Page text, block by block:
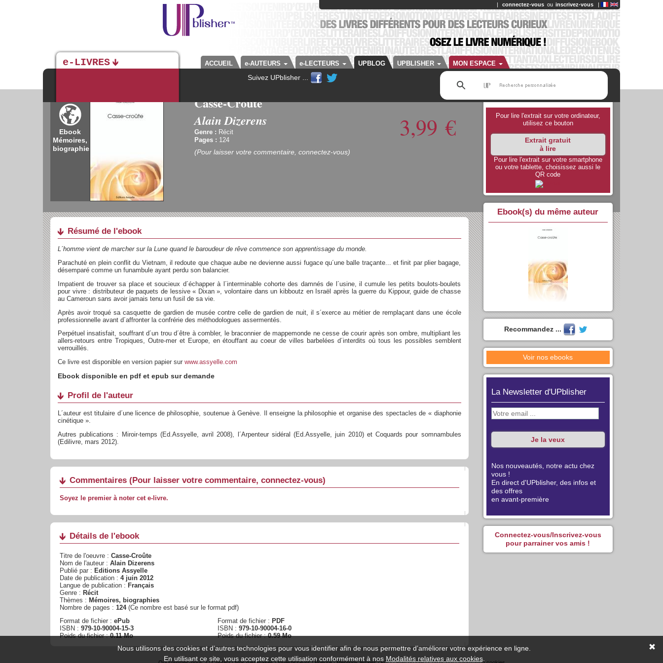
| connectez-vous ou inscrivez-vous |
e-LIVRES ACCUEIL e-AUTEURS e-LECTEURS UPBLOG UPBLISHER MON ESPACE
Suivez UPblisher ...
Ebook
Mémoires,
biographies
Casse-Croûte
Alain Dizerens
Genre : Récit
Pages : 124
(Pour laisser votre commentaire, connectez-vous)
3,99 €
Résumé de l'ebook
L´homme vient de marcher sur la Lune quand le baroudeur de rêve commence son apprentissage du monde.
Parachuté en plein conflit du Vietnam, il redoute que chaque aube ne devienne aussi fugace qu´une balle traçante... et finit par plier bagage,
désemparé comme un funambule ayant perdu son balancier.
Impatient de trouver sa place et soucieux d´échapper à l´interminable cohorte des damnés de l´usine, il cumule les petits boulots-boulets
pour vivre : distributeur de paquets de lessive « Dixan », volontaire dans un kibboutz en Israël après la guerre du Kippour, guide de chasse
au Cameroun sans avoir jamais tenu un fusil de sa vie.
Après avoir troqué sa casquette de gardien de musée contre celle de gardien de nuit, il s´exerce au métier de remplaçant dans une école
professionnelle avant d´affronter la confrérie des méthodologues assermentés.
Perpétuel insatisfait, souffrant d´un trou d´être à combler, le braconnier de mappemonde ne cesse de courir après son ombre, multipliant les
allers-retours entre Tropiques, Outre-mer et Europe, en étouffant au coeur de villes barbelées d´interdits où tous les possibles semblent
verrouillés.
Ce livre est disponible en version papier sur www.assyelle.com
Ebook disponible en pdf et epub sur demande
Profil de l'auteur
L´auteur est titulaire d´une licence de philosophie, soutenue à Genève. Il enseigne la philosophie et organise des spectacles de « diaphonie
cinétique ».
Autres publications : Miroir-temps (Ed.Assyelle, avril 2008), l´Arpenteur sidéral (Ed.Assyelle, juin 2010) et Coquards pour somnambules
(Edilivre, mars 2012).
Commentaires (Pour laisser votre commentaire, connectez-vous)
Soyez le premier à noter cet e-livre.
Détails de l'ebook
Titre de l'oeuvre : Casse-Croûte
Nom de l'auteur : Alain Dizerens
Publié par : Editions Assyelle
Date de publication : 4 juin 2012
Langue de publication : Français
Genre : Récit
Thèmes : Mémoires, biographies
Nombre de pages : 124(Ce nombre est basé sur le format pdf)
Format de fichier : ePub
ISBN : 979-10-90004-15-3
Poids du fichier :0.11 Mo
Format de fichier : PDF
ISBN : 979-10-90004-16-0
Poids du fichier :0.59 Mo
Pour lire l'extrait sur votre ordinateur,
utilisez ce bouton
Extrait gratuit
à lire
Pour lire l'extrait sur votre smartphone
ou votre tablette, choisissez aussi le
QR code
Ebook(s) du même auteur
Recommandez ...
Voir nos ebooks
La Newsletter d'UPblisher
Nos nouveautés, notre actu chez
vous !
En direct d'UPblisher, des infos et
des offres
en avant-première
Connectez-vous/Inscrivez-vous
pour parrainer vos amis !
Nous utilisons des cookies et d’autres technologies pour vous identifier afin de nous permettre d’améliorer votre expérience en ligne.
En utilisant ce site, vous acceptez cette utilisation conformément à nos Modalités relatives aux cookies.